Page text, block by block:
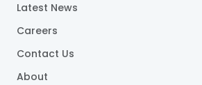
Latest News
Careers
Contact Us
About